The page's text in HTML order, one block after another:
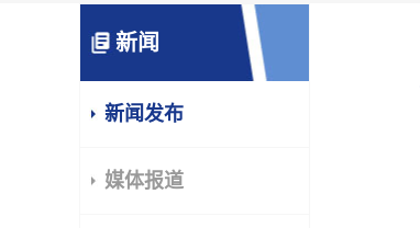
新闻
新闻发布
媒体报道